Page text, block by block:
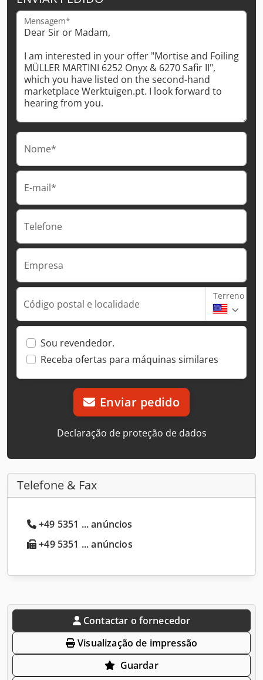
Mensagem*
Nome*
E-mail*
Telefone
Empresa
Código postal e localidade
Terreno
Sou revendedor.
Receba ofertas para máquinas similares
Enviar pedido
Declaração de proteção de dados
Telefone & Fax
+49 5351 ... anúncios
+49 5351 ... anúncios
Contactar o fornecedor
Visualização de impressão
Guardar